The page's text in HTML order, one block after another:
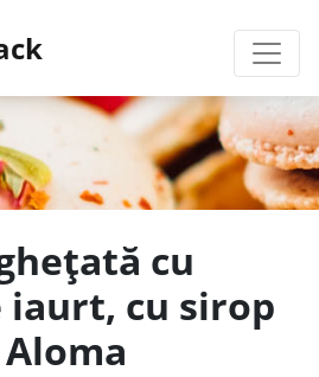
cu
iaurt, cu sirop